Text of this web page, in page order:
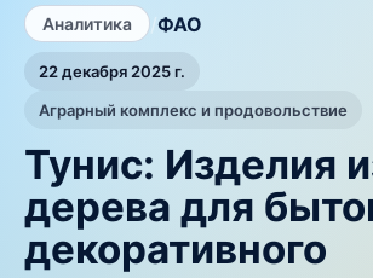
Аналитика ФАО
22 декабря 2025 г.
Аграрный комплекс и продовольствие
Тунис: Изделия
дерева для
декоративного